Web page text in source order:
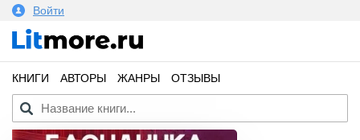
Войти
КНИГИ АВТОРЫ ЖАНРЫ ОТЗЫВЫ